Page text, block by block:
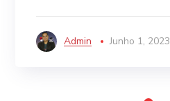
Admin Junho 1, 2023